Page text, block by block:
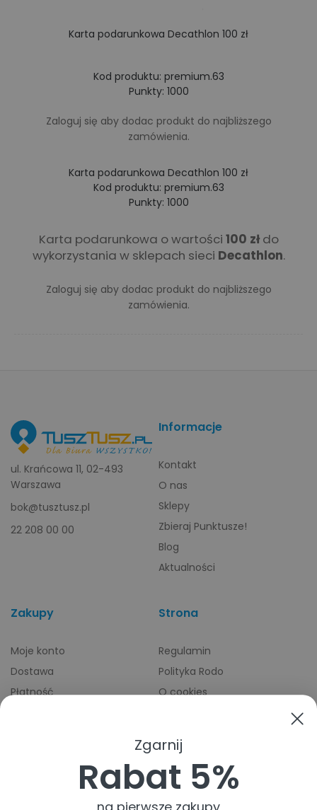
Karta podarunkowa Decathlon 100 zł
Kod produktu: premium.63
Punkty: 1000
Zaloguj się aby dodac produkt do najbliższego
zamówienia.
Karta podarunkowa Decathlon 100 zł
Kod produktu: premium.63
Punkty: 1000
Karta podarunkowa o wartości 100 złdo
wykorzystania w sklepach sieci Decathlon.
Zaloguj się aby dodac produkt do najbliższego
zamówienia.
ul. Krańcowa 11, 02-493
Warszawa
bok@tusztusz.pl
22 208 00 00
Informacje
Kontakt
O nas
Sklepy
Zbieraj Punktusze!
Blog
Aktualności
Zakupy
Moje konto
Dostawa
Płatność
Strona
Regulamin
Polityka Rodo
O cookies
Zgarnij
Rabat 5%